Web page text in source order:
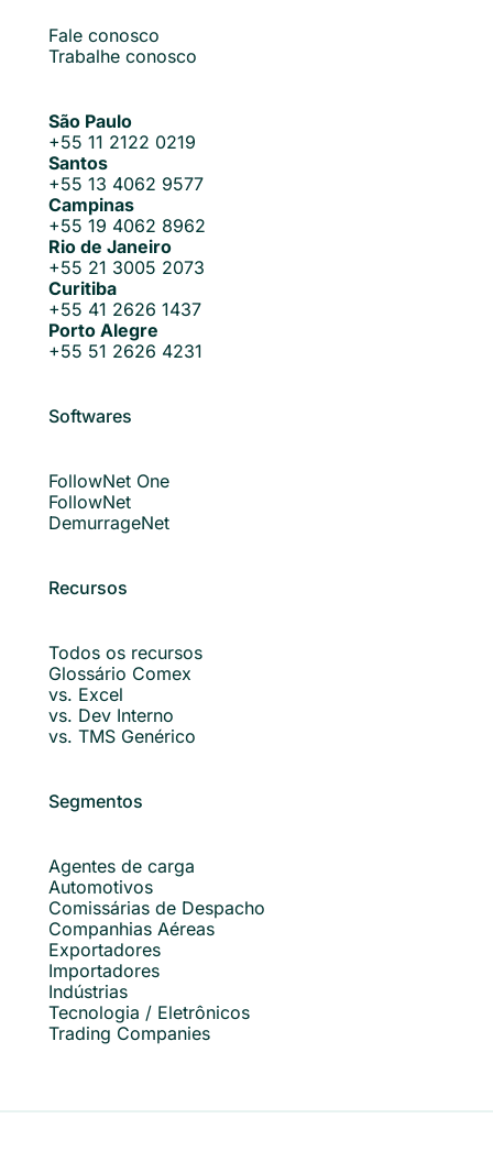
Fale conosco
Trabalhe conosco
São Paulo
+55 11 2122 0219
Santos
+55 13 4062 9577
Campinas
+55 19 4062 8962
Rio de Janeiro
+55 21 3005 2073
Curitiba
+55 41 2626 1437
Porto Alegre
+55 51 2626 4231
Softwares
FollowNet One
FollowNet
DemurrageNet
Recursos
Todos os recursos
Glossário Comex
vs. Excel
vs. Dev Interno
vs. TMS Genérico
Segmentos
Agentes de carga
Automotivos
Comissárias de Despacho
Companhias Aéreas
Exportadores
Importadores
Indústrias
Tecnologia / Eletrônicos
Trading Companies